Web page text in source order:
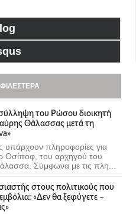
του Ρώσου διοικητή
Θάλασσας μετά τη
υπάρχουν πληροφορίες για
Οσίποφ, του αρχηγού του
Σύμφωνα με τις πλη...
στους πολιτικούς που
«Δεν θα ξεφύγετε –